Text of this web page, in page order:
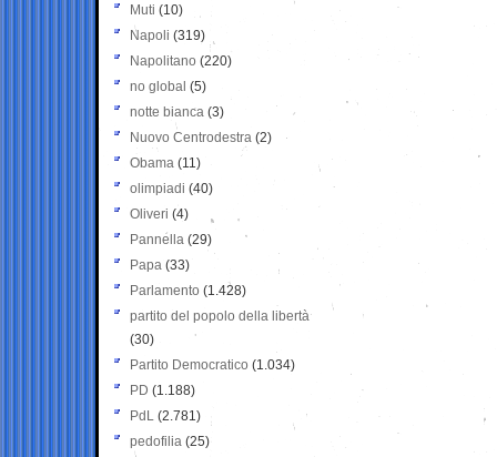
Muti (10)
Napoli (319)
Napolitano (220)
no global (5)
notte bianca (3)
Nuovo Centrodestra (2)
Obama (11)
olimpiadi (40)
Oliveri (4)
Pannella (29)
Papa (33)
Parlamento (1.428)
partito del popolo della libertà
(30)
Partito Democratico (1.034)
PD (1.188)
PdL (2.781)
pedofilia (25)